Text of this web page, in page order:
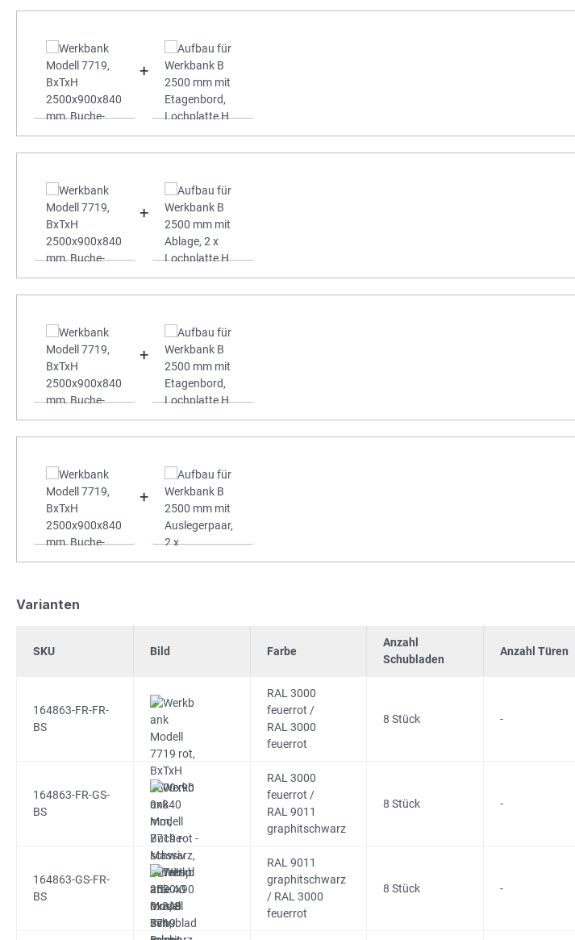
+
+
+
+
Varianten
SKU Bild Farbe
Anzahl
Schubladen
Anzahl Türen
164863-FR-FR-
BS
RAL 3000
feuerrot /
RAL 3000
feuerrot
8 Stück -
164863-FR-GS-
BS
RAL 3000
feuerrot /
RAL 9011
graphitschwarz
8 Stück -
164863-GS-FR-
BS
RAL 9011
graphitschwarz
/ RAL 3000
feuerrot
8 Stück -